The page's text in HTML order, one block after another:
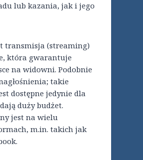
lub kazania, jak i jego
transmisja (streaming)
która gwarantuje
na widowni. Podobnie
takie
dostępne jedynie dla
duży budżet.
jest na wielu
m.in. takich jak